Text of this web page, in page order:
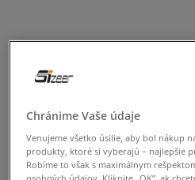
ESSENTIAL
dámske, o'neill
0.0( 0)
Chránime Vaše údaje
Venujeme všetko úsilie, aby bol nákup
produkty, ktoré si vyberajú – najlepšie
Robíme to však s maximálnym